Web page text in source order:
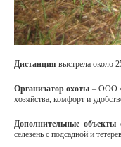
Дистанция выстрела около
Организатор охоты – ООО
хозяйства, комфорт и
Дополнительные объекты
селезень с подсадной и